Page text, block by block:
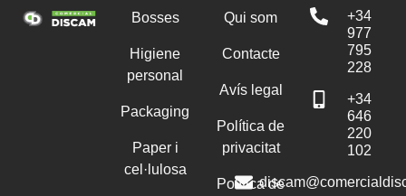
Bosses
Higiene
personal
Packaging
Paper i
cel·lulosa
Qui som
Contacte
Avís legal
Política de
privacitat
Política de
+34
977
795
228
+34
646
220
102